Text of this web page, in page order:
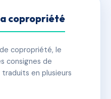
🏗 1 bâtiment(s)
copropriété
copropriété, le
consignes de
en plusieurs